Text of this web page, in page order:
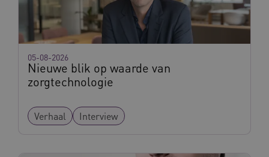
Nieuwe blik op waarde van
zorgtechnologie
05-08-2026
Verhaal Interview